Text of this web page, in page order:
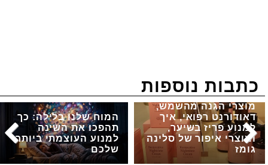
כתבות נוספות
המוח שלנו בלילה: כך
תהפכו את השינה
למנוע העוצמתי ביותר
שלכם
מוצרי הגנה מהשמש,
דאודורנט רפואי, איך
למנוע פריז בשיער,
ומוצרי איפור של סלינה
גומז